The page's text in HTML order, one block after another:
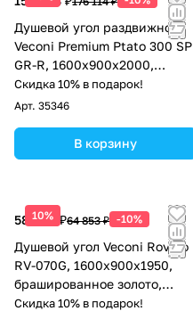
Душевой угол раздвижной
Veconi Premium Ptato 300 SP
GR-R, 1600х900x2000,
брашированный графит,
стекло прозрачное
Скидка 10% в подарок!
Арт. 35346
В корзину
10%
58 368 ₽64 853 ₽ -10%
Душевой угол Veconi Rovigo
RV-070G, 1600х900х1950,
брашированное золото,
стекло прозрачное
Скидка 10% в подарок!